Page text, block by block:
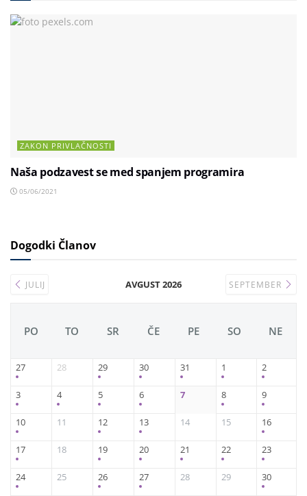
ZAKON PRIVLAČNOSTI
Naša podzavest se med spanjem programira
05/06/2021
Dogodki Članov
JULIJ AVGUST 2026 SEPTEMBER
PO TO SR ČE PE SO NE
27 28 29 30 31 1 2
3 4 5 6 7 8 9
10 11 12 13 14 15 16
17 18 19 20 21 22 23
24 25 26 27 28 29 30